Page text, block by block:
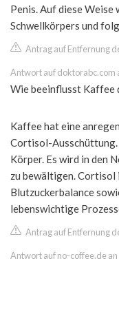
Penis. Auf diese
Schwellkörpers und
Antrag auf Entfernung
Antwort auf doktorabc.com
Wie beeinflusst Kaffee
Kaffee hat eine
Cortisol-
Körper. Es wird in den
zu bewältigen.
Blutzuckerbalance
lebenswichtige
Antrag auf Entfernung
Antwort auf no-coffee.de an